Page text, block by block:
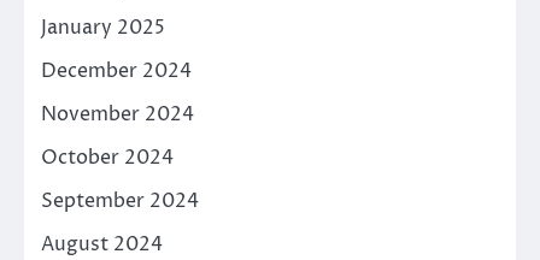
January 2025
December 2024
November 2024
October 2024
September 2024
August 2024